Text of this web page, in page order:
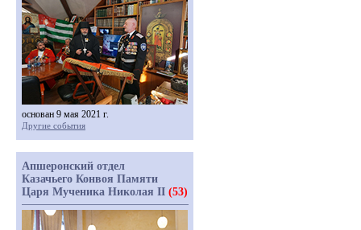
основан 9 мая 2021 г.
Другие события
Апшеронский отдел
Казачьего Конвоя Памяти
Царя Мученика Николая II (53)